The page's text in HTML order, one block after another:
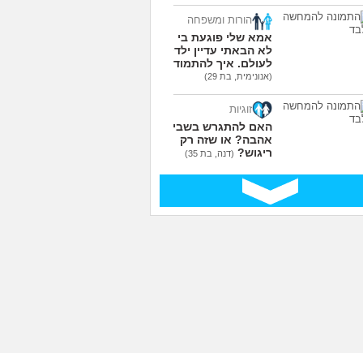
הורות ומשפחה
אמא שלי פוגעת בי כי
לא הבאתי עדיין ילדים
לעולם. איך להתמודד?
(אנונימית, בת 29)
זוגיות
האם להתגרש בשביל
אהבה? או שזה רק
ריגוש? (דנה, בת 35)